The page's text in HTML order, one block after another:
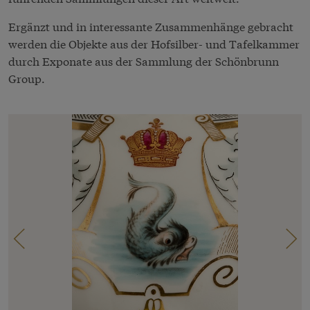
Ergänzt und in interessante Zusammenhänge gebracht
werden die Objekte aus der Hofsilber- und Tafelkammer
durch Exponate aus der Sammlung der Schönbrunn
Group.